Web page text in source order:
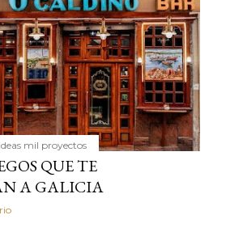
mil proyectos
QUE TE
A GALICIA